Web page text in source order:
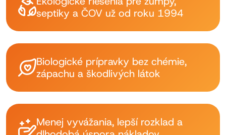
septiky a ČOV už od roku 1994
Biologické prípravky bez chémie,
zápachu a škodlivých látok
Menej vyvážania, lepší rozklad a